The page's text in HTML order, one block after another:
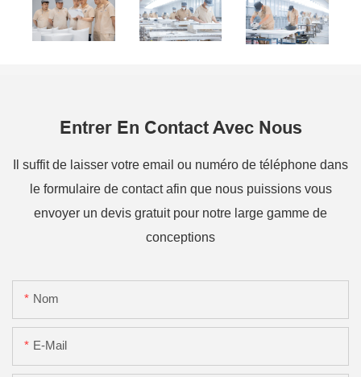
Entrer En Contact Avec Nous
Il suffit de laisser votre email ou numéro de téléphone dans
le formulaire de contact afin que nous puissions vous
envoyer un devis gratuit pour notre large gamme de
conceptions
Nom
E-Mail